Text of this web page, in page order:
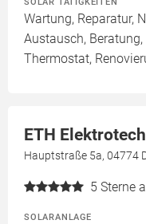
Wartung, Reparatur,
Austausch,
Thermostat,
ETH
Hauptstraße 5a, 04774
5 Sterne
SOLARANLAGE